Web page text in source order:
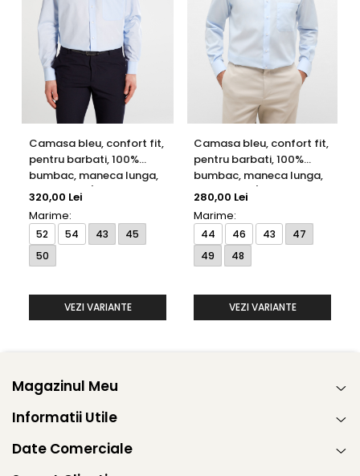
Camasa bleu, confort fit,
pentru barbati, 100%
bumbac, maneca lunga,
model 1100/10 E187
320,00 Lei
Marime:
52 54 43
45
50
VEZI VARIANTE
Camasa bleu, confort fit,
pentru barbati, 100%
bumbac, maneca lunga,
model 1100/10 E19K
280,00 Lei
Marime:
44 46 43
47
49
48
VEZI VARIANTE
Magazinul Meu
Informatii Utile
Date Comerciale